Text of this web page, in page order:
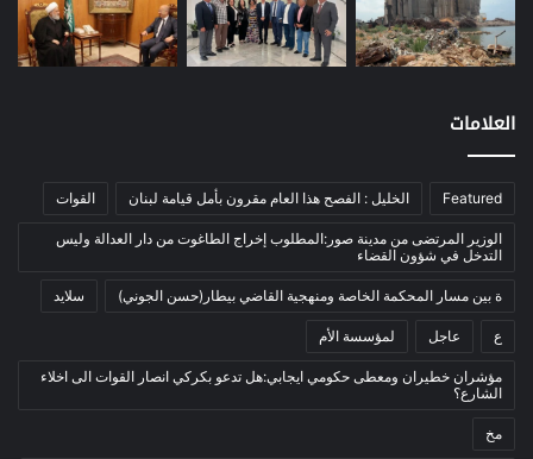
نفط
(91)
اتصالات
(26)
بيئة
ثقافة
(1٬227)
أدب وشعر
بروفايل
العلامات
Featured الخليل : الفصح هذا العام مقرون بأمل قيامة لبنان القوات
الوزير المرتضى من مدينة صور:المطلوب إخراج الطاغوت من دار العدالة وليس
التدخل في شؤون القضاء
ة بين مسار المحكمة الخاصة ومنهجية القاضي بيطار(حسن الجوني) سلايد
ع عاجل لمؤسسة الأم
مؤشران خطيران ومعطى حكومي ايجابي:هل تدعو بكركي انصار القوات الى اخلاء
الشارع؟
مخ